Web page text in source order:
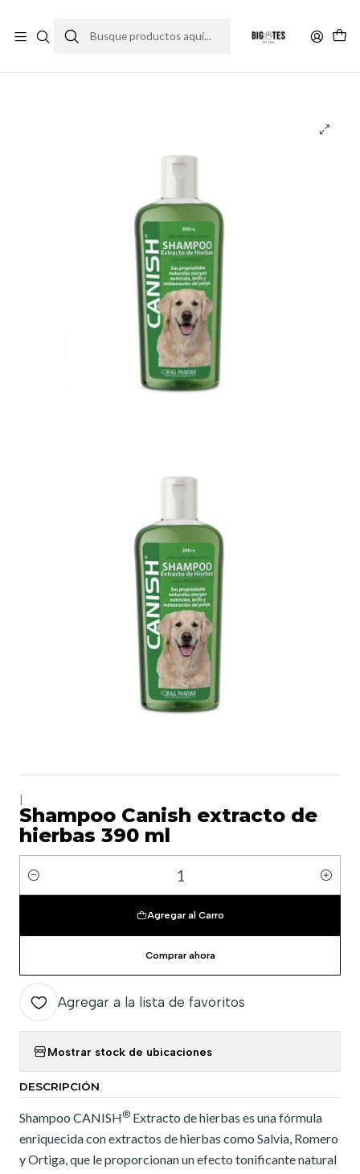
Shampoo Canish extracto de
hierbas 390 ml
Cantidad
Agregar al Carro
Comprar ahora
Agregar a la lista de favoritos
Mostrar stock de ubicaciones
DESCRIPCIÓN
Shampoo CANISH® Extracto de hierbas es una fórmula
enriquecida con extractos de hierbas como Salvia, Romero
y Ortiga, que le proporcionan un efecto tonificante natural